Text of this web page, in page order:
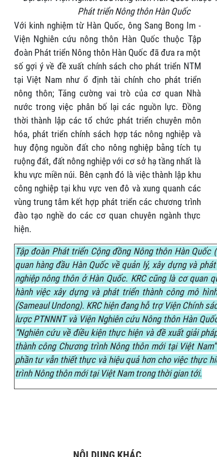
Phát triển Nông thôn Hàn Quốc
Với kinh nghiệm từ Hàn Quốc, ông Sang Bong Im -
Viện Nghiên cứu nông thôn Hàn Quốc thuộc Tập
đoàn Phát triển Nông thôn Hàn Quốc đã đưa ra một
số gợi ý về đề xuất chính sách cho phát triển NTM
tại Việt Nam như ổ định tài chính cho phát triển
nông thôn; Tăng cường vai trò của cơ quan Nhà
nước trong việc phân bố lại các nguồn lực. Đồng
thời thành lập các tổ chức phát triển chuyên môn
hóa, phát triển chính sách hợp tác nông nghiệp và
huy động nguồn đất cho nông nghiệp bằng tích tụ
ruộng đất, đất nông nghiệp với cơ sở hạ tầng nhất là
khu vực miền núi. Bên cạnh đó là việc thành lập khu
công nghiệp tại khu vực ven đô và xung quanh các
vùng trung tâm kết hợp phát triển các chương trình
đào tạo nghề do các cơ quan chuyên ngành thực
hiện.
Tập đoàn Phát triển Cộng đồng Nông thôn Hàn Quốc
quan hàng đầu Hàn Quốc về quản lý, xây dựng và
nghiệp nông thôn ở Hàn Quốc. KRC cũng là cơ quan
hành việc xây dựng và phát triển thành công mô
(Sameaul Undong). KRC hiện đang hỗ trợ Viện Chính
lược PTNNNT và Viện Nghiên cứu Nông thôn Hàn
“Nghiên cứu về điều kiện thực hiện và đề xuất giải
thành công Chương trình Nông thôn mới tại Việt
phần tư vẫn thiết thực và hiệu quả hơn cho việc thực
trình Nông thôn mới tại Việt Nam trong thời gian tới.